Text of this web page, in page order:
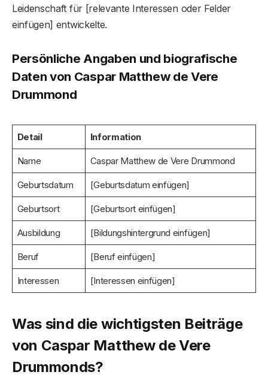
Leidenschaft für [relevante Interessen oder Felder
einfügen] entwickelte.
Persönliche Angaben und biografische
Daten von Caspar Matthew de Vere
Drummond
Detail Information
Name Caspar Matthew de Vere Drummond
Geburtsdatum [Geburtsdatum einfügen]
Geburtsort [Geburtsort einfügen]
Ausbildung [Bildungshintergrund einfügen]
Beruf [Beruf einfügen]
Interessen [Interessen einfügen]
Was sind die wichtigsten Beiträge
von Caspar Matthew de Vere
Drummonds?